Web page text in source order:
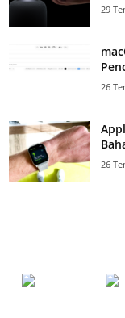
29
26
26